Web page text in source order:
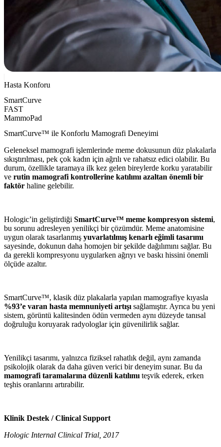
Hasta Konforu
SmartCurve
FAST
MammoPad
SmartCurve™ ile Konforlu Mamografi Deneyimi
Geleneksel mamografi işlemlerinde meme dokusunun düz plakalarla
sıkıştırılması, pek çok kadın için ağrılı ve rahatsız edici olabilir. Bu
durum, özellikle taramaya ilk kez gelen bireylerde korku yaratabilir
ve rutin mamografi kontrollerine katılımı azaltan önemli bir
faktör haline gelebilir.
Hologic’in geliştirdiği SmartCurve™ meme kompresyon sistemi,
bu sorunu adresleyen yenilikçi bir çözümdür. Meme anatomisine
uygun olarak tasarlanmış yuvarlatılmış kenarlı eğimli tasarımı
sayesinde, dokunun daha homojen bir şekilde dağılımını sağlar. Bu
da gerekli kompresyonu uygularken ağrıyı ve baskı hissini önemli
ölçüde azaltır.
SmartCurve™, klasik düz plakalarla yapılan mamografiye kıyasla
%93’e varan hasta memnuniyeti artışı sağlamıştır. Ayrıca bu yeni
sistem, görüntü kalitesinden ödün vermeden aynı düzeyde tanısal
doğruluğu koruyarak radyologlar için güvenilirlik sağlar.
Yenilikçi tasarımı, yalnızca fiziksel rahatlık değil, aynı zamanda
psikolojik olarak da daha güven verici bir deneyim sunar. Bu da
mamografi taramalarına düzenli katılımı teşvik ederek, erken
teşhis oranlarını artırabilir.
Klinik Destek / Clinical Support
Hologic Internal Clinical Trial, 2017